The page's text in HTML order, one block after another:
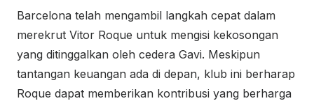
Barcelona telah mengambil langkah cepat dalam
merekrut Vitor Roque untuk mengisi kekosongan
yang ditinggalkan oleh cedera Gavi. Meskipun
tantangan keuangan ada di depan, klub ini berharap
Roque dapat memberikan kontribusi yang berharga